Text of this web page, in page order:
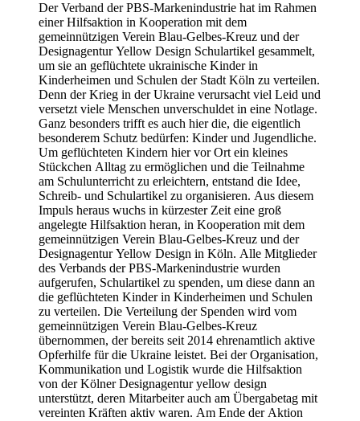
Der Verband der PBS-Markenindustrie hat im Rahmen
einer Hilfsaktion in Kooperation mit dem
gemeinnützigen Verein Blau-Gelbes-Kreuz und der
Designagentur Yellow Design Schulartikel gesammelt,
um sie an geflüchtete ukrainische Kinder in
Kinderheimen und Schulen der Stadt Köln zu verteilen.
Denn der Krieg in der Ukraine verursacht viel Leid und
versetzt viele Menschen unverschuldet in eine Notlage.
Ganz besonders trifft es auch hier die, die eigentlich
besonderem Schutz bedürfen: Kinder und Jugendliche.
Um geflüchteten Kindern hier vor Ort ein kleines
Stückchen Alltag zu ermöglichen und die Teilnahme
am Schulunterricht zu erleichtern, entstand die Idee,
Schreib- und Schulartikel zu organisieren. Aus diesem
Impuls heraus wuchs in kürzester Zeit eine groß
angelegte Hilfsaktion heran, in Kooperation mit dem
gemeinnützigen Verein Blau-Gelbes-Kreuz und der
Designagentur Yellow Design in Köln. Alle Mitglieder
des Verbands der PBS-Markenindustrie wurden
aufgerufen, Schulartikel zu spenden, um diese dann an
die geflüchteten Kinder in Kinderheimen und Schulen
zu verteilen. Die Verteilung der Spenden wird vom
gemeinnützigen Verein Blau-Gelbes-Kreuz
übernommen, der bereits seit 2014 ehrenamtlich aktive
Opferhilfe für die Ukraine leistet. Bei der Organisation,
Kommunikation und Logistik wurde die Hilfsaktion
von der Kölner Designagentur yellow design
unterstützt, deren Mitarbeiter auch am Übergabetag mit
vereinten Kräften aktiv waren. Am Ende der Aktion